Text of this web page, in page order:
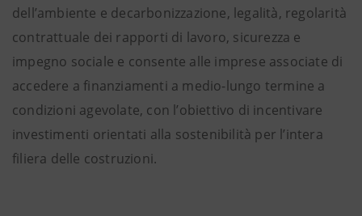
dell’ambiente e decarbonizzazione, legalità, regolarità
contrattuale dei rapporti di lavoro, sicurezza e
impegno sociale e consente alle imprese associate di
accedere a finanziamenti a medio-lungo termine a
condizioni agevolate, con l’obiettivo di incentivare
investimenti orientati alla sostenibilità per l’intera
filiera delle costruzioni.